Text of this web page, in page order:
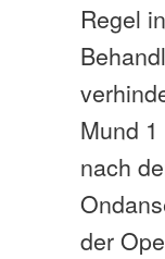
Regel
Mund
nach
der